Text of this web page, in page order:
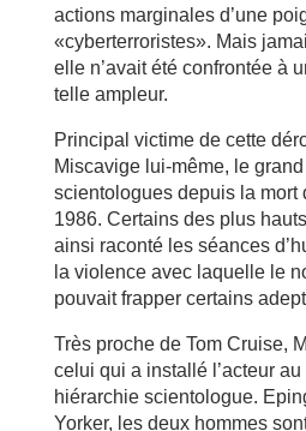
actions marginales d’une
«cyberterroristes». Mais
elle n’avait été confrontée à
telle ampleur.
Principal victime de cette
Miscavige lui-même, le
scientologues depuis la mort
1986. Certains des plus
ainsi raconté les séances
la violence avec laquelle le
pouvait frapper certains
Très proche de Tom Cruise,
celui qui a installé l’acteur
hiérarchie scientologue.
Yorker, les deux hommes